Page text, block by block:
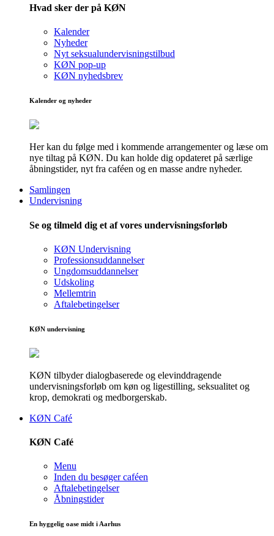
Hvad sker der på KØN
Kalender
Nyheder
Nyt seksualundervisningstilbud
KØN pop-up
KØN nyhedsbrev
Kalender og nyheder
Her kan du følge med i kommende arrangementer og læse om
nye tiltag på KØN. Du kan holde dig opdateret på særlige
åbningstider, nyt fra caféen og en masse andre nyheder.
Samlingen
Undervisning
Se og tilmeld dig et af vores undervisningsforløb
KØN Undervisning
Professionsuddannelser
Ungdomsuddannelser
Udskoling
Mellemtrin
Aftalebetingelser
KØN undervisning
KØN tilbyder dialogbaserede og elevinddragende
undervisningsforløb om køn og ligestilling, seksualitet og
krop, demokrati og medborgerskab.
KØN Café
KØN Café
Menu
Inden du besøger caféen
Aftalebetingelser
Åbningstider
En hyggelig oase midt i Aarhus